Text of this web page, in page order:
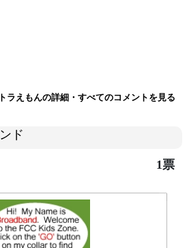
トラえもんの詳細・すべてのコメントを見る
ド
1票